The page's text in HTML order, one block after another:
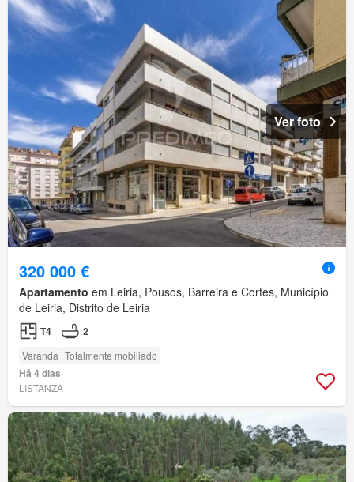
Ver foto
320 000 €
Apartamento em Leiria, Pousos, Barreira e Cortes, Município
de Leiria, Distrito de Leiria
T4 2
Varanda Totalmente mobiliado
Há 4 dias
LISTANZA